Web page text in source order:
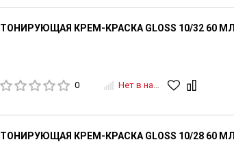
ТОНИРУЮЩАЯ КРЕМ-КРАСКА GLOSS 10/32 60 МЛ
0 Нет в наличии
ТОНИРУЮЩАЯ КРЕМ-КРАСКА GLOSS 10/28 60 МЛ